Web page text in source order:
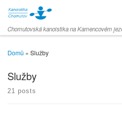
Skip to content
Chomutovská kanoistika na Kamencovém
Domů » Služby
Služby
21 posts